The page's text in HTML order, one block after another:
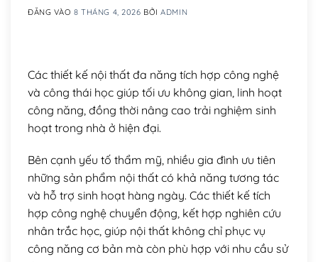
ĐĂNG VÀO8 THÁNG 4, 2026 BỞIADMIN
Các thiết kế nội thất đa năng tích hợp công nghệ
và công thái học giúp tối ưu không gian, linh hoạt
công năng, đồng thời nâng cao trải nghiệm sinh
hoạt trong nhà ở hiện đại.
Bên cạnh yếu tố thẩm mỹ, nhiều gia đình ưu tiên
những sản phẩm nội thất có khả năng tương tác
và hỗ trợ sinh hoạt hàng ngày. Các thiết kế tích
hợp công nghệ chuyển động, kết hợp nghiên cứu
nhân trắc học, giúp nội thất không chỉ phục vụ
công năng cơ bản mà còn phù hợp với nhu cầu sử